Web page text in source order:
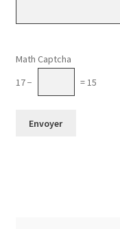
Math Captcha
17 −
= 15